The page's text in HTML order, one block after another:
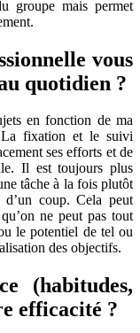
groupe mais permet
vous
quotidien ?
en fonction de ma
La fixation et le suivi
ses efforts et de
Il est toujours plus
tâche à la fois plutôt
coup. Cela peut
ne peut pas tout
le potentiel de tel ou
des objectifs.
(habitudes,
efficacité ?